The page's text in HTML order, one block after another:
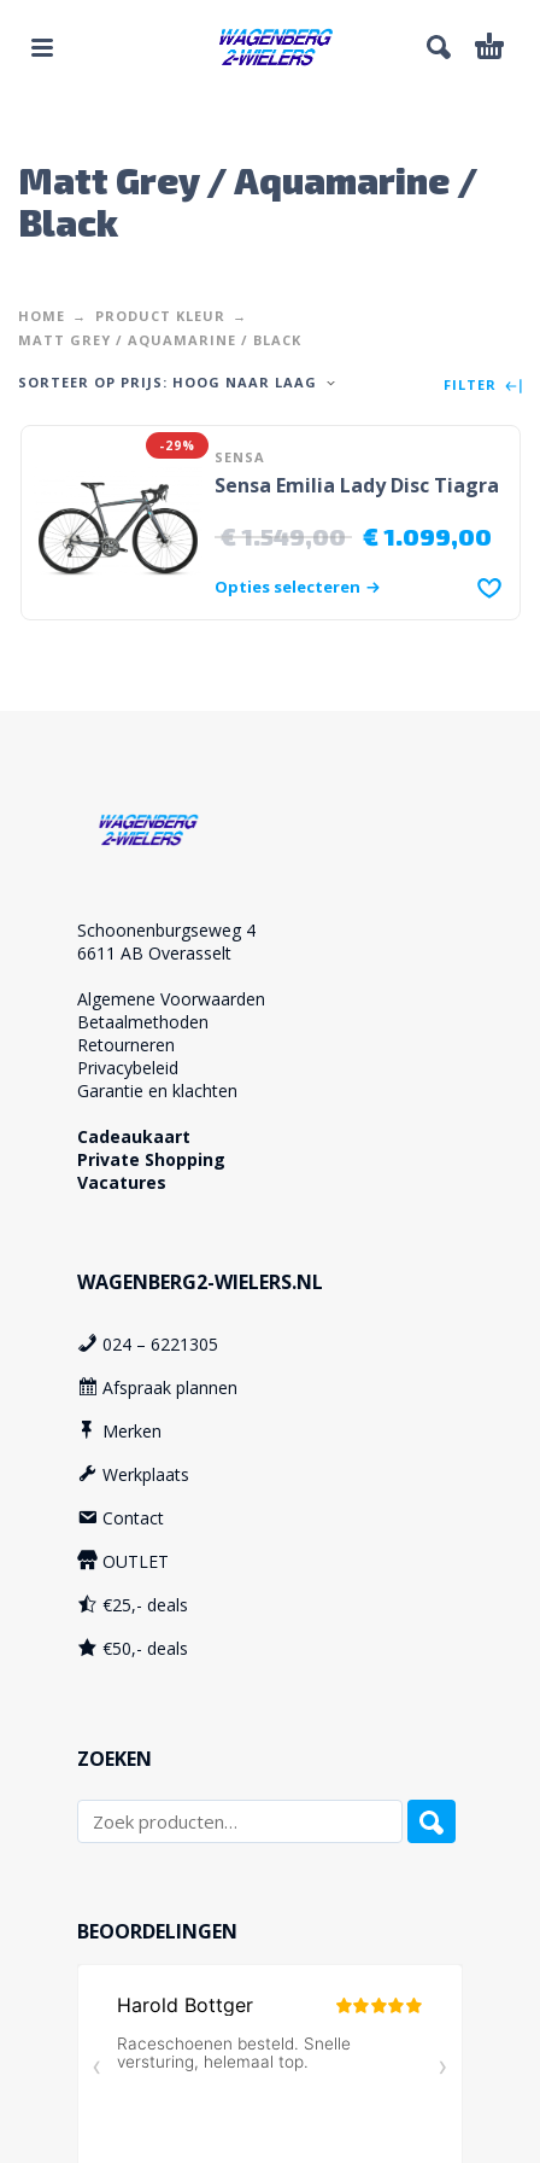
Matt Grey / Aquamarine /
Black
HOME
PRODUCT KLEUR
MATT GREY / AQUAMARINE / BLACK
SORTEER OP PRIJS: HOOG NAAR LAAG FILTER
-29%
SENSA
Sensa Emilia Lady Disc Tiagra
€1.549,00 €1.099,00
Opties selecteren
Schoonenburgseweg 4
6611 AB Overasselt
Algemene Voorwaarden
Betaalmethoden
Retourneren
Privacybeleid
Garantie en klachten
Cadeaukaart
Private Shopping
Vacatures
WAGENBERG2-WIELERS.NL
024 – 6221305
Afspraak plannen
Merken
Werkplaats
Contact
OUTLET
€25,- deals
€50,- deals
ZOEKEN
BEOORDELINGEN